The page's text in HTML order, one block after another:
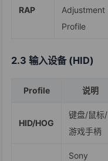
RAP
Adjustment
Profile
2.3 输入设备 (HID)
Profile 说明
HID/HOG
键盘/鼠标/
游戏手柄
Sony